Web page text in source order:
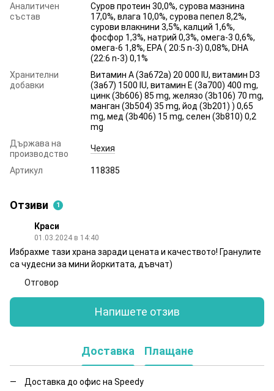
Аналитичен
състав
Суров протеин 30,0%, сурова мазнина
17,0%, влага 10,0%, сурова пепел 8,2%,
сурови влакнини 3,5%, калций 1,6%,
фосфор 1,3%, натрий 0,3%, омега-3 0,6%,
омега-6 1,8%, EPA ( 20:5 n-3) 0,08%, DHA
(22:6 n-3) 0,1%
Хранителни
добавки
Витамин А (3a672a) 20 000 IU, витамин D3
(3a67) 1500 IU, витамин Е (3a700) 400 mg,
цинк (3b606) 85 mg, желязо (3b106) 70 mg,
манган (3b504) 35 mg, йод (3b201) ) 0,65
mg, мед (3b406) 15 mg, селен (3b810) 0,2
mg
Държава на
производство
Чехия
Артикул 118385
Отзиви 1
Краси
01.03.2024 в 14:40
Избрахме тази храна заради цената и качеството! Гранулите
са чудесни за мини йоркитата, дъвчат)
Отговор
Напишете отзив
Доставка Плащане
Доставка до офис на Speedy